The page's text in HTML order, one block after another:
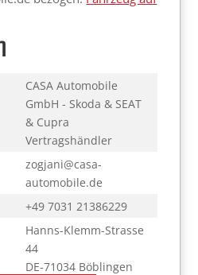
CASA Automobile
GmbH - Skoda & SEAT
& Cupra
Vertragshändler
zogjani@casa-
automobile.de
+49 7031 21386229
Hanns-Klemm-Strasse
44
DE-71034 Böblingen